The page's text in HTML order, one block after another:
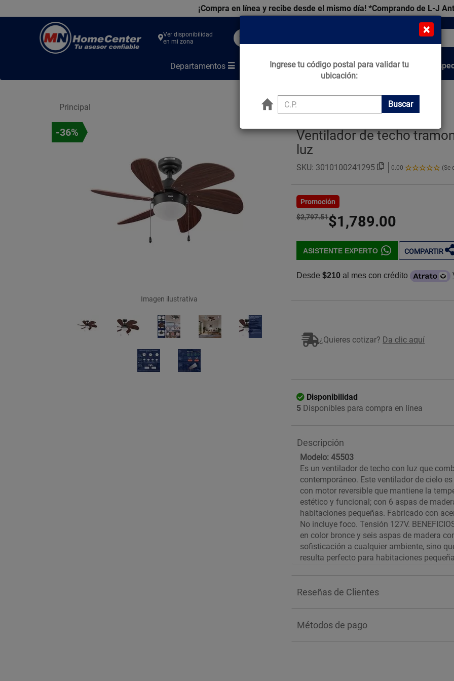
¡Compra en línea y recibe desde el mismo día! *Comprando de L-J
Center
Ver disponibilidad
en mi zona
Departamentos Marcas Tips que Construyen Venta
Principal
-36%
Imagen ilustrativa Imagen ilustrativa
Ventilador de techo
luz
SKU: 3010100241295 0.00
0.00
(Se
Promoción
$2,797.51$1,789.00
ASISTENTE EXPERTO COMPARTIR
Desde$210 al mes con crédito
¿Quieres cotizar? Da clic aquí
Disponibilidad
5 Disponibles para compra en línea
Descripción
Modelo: 45503
Es un ventilador de techo con luz que
contemporáneo. Este ventilador de cielo
con motor reversible que mantiene la
estético y funcional; con 6 aspas de
habitaciones pequeñas. Fabricado con
No incluye foco. Tensión 127V.
en color bronce y seis aspas de madera
sofisticación a cualquier ambiente, sino
resulta perfecto para habitaciones
Reseñas de Clientes
Métodos de pago
×
Ingrese tu código postal para validar tu
ubicación:
Buscar